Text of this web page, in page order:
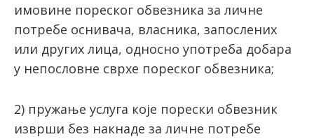
имовине пореског обвезника за личне
потребе оснивача, власника, запослених
или других лица, односно употреба добара
у непословне сврхе пореског обвезника;
2) пружање услуга које порески обвезник
изврши без накнаде за личне потребе